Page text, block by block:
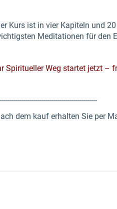
Kurs ist in vier Kapiteln und
Meditationen für den
Spiritueller Weg startet jetzt –
dem kauf erhalten Sie per